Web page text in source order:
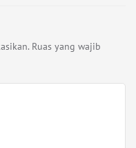
Ruas yang wajib